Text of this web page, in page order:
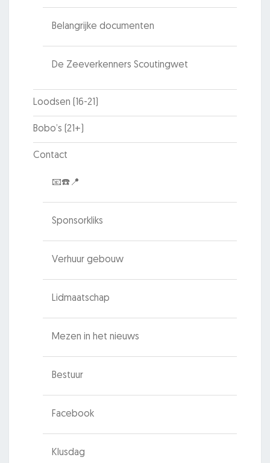
Belangrijke documenten
De Zeeverkenners Scoutingwet
Loodsen (16-21)
Bobo’s (21+)
Contact
📧☎️📍
Sponsorkliks
Verhuur gebouw
Lidmaatschap
Mezen in het nieuws
Bestuur
Facebook
Klusdag